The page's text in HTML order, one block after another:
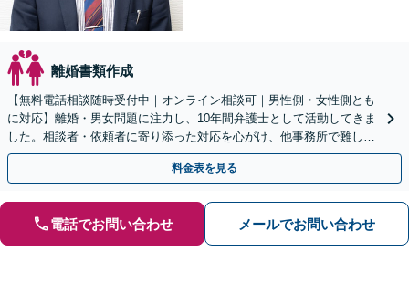
離婚書類作成
【無料電話相談随時受付中｜オンライン相談可｜男性側・女性側とも
に対応】離婚・男女問題に注力し、10年間弁護士として活動してきま
した。相談者・依頼者に寄り添った対応を心がけ、他事務所で難しい
と言われた事案も依頼者と二人三脚で解決へと導きます。
料金表を見る
電話でお問い合わせ メールでお問い合わせ